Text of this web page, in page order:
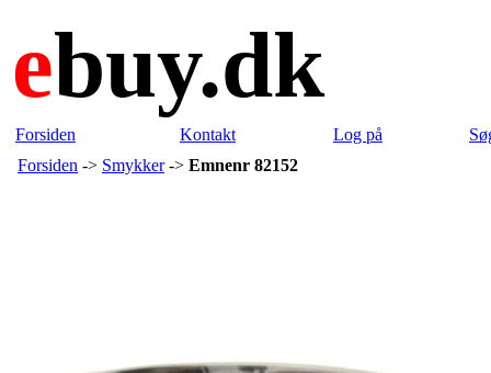
ebuy.dk
Forsiden Kontakt Log på
Forsiden -> Smykker-> Emnenr 82152